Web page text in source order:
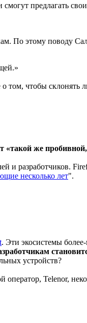
смогут предлагать
По этому поводу
о том, чтобы склонять
«такой же
и разработчиков.
несколько лет".
. Эти экосистемы
устройств?
оператор, Telenor,